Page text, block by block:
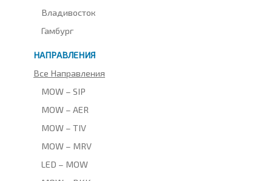
Владивосток
Гамбург
НАПРАВЛЕНИЯ
Все Направления
MOW – SIP
MOW – AER
MOW – TIV
MOW – MRV
LED – MOW